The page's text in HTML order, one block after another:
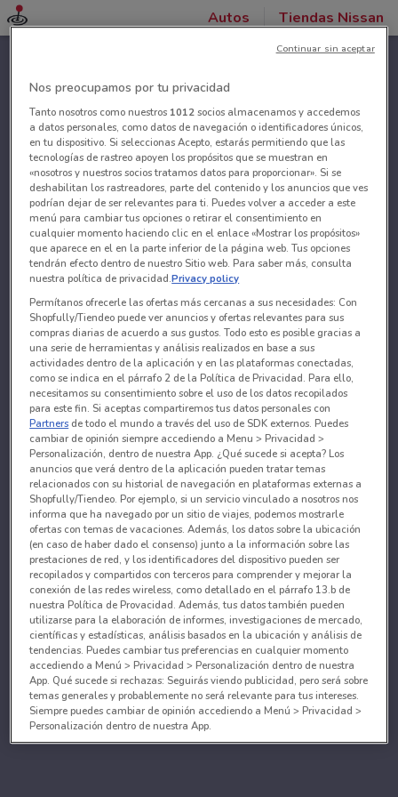
Autos Tiendas Nissan
Nos preocupamos por tu privacidad
Tanto nosotros como nuestros 1012socios almacenamos y accedemos
a datos personales, como datos de navegación o identificadores únicos,
en tu dispositivo. Si seleccionas Acepto, estarás permitiendo que las
tecnologías de rastreo apoyen los propósitos que se muestran en
«nosotros y nuestros socios tratamos datos para proporcionar». Si se
deshabilitan los rastreadores, parte del contenido y los anuncios que ves
podrían dejar de ser relevantes para ti. Puedes volver a acceder a este
menú para cambiar tus opciones o retirar el consentimiento en
cualquier momento haciendo clic en el enlace «Mostrar los propósitos»
que aparece en el en la parte inferior de la página web. Tus opciones
tendrán efecto dentro de nuestro Sitio web. Para saber más, consulta
nuestra política de privacidad.Privacy policy
Permítanos ofrecerle las ofertas más cercanas a sus necesidades: Con
Shopfully/Tiendeo puede ver anuncios y ofertas relevantes para sus
compras diarias de acuerdo a sus gustos. Todo esto es posible gracias a
una serie de herramientas y análisis realizados en base a sus
actividades dentro de la aplicación y en las plataformas conectadas,
como se indica en el párrafo 2 de la Política de Privacidad. Para ello,
necesitamos su consentimiento sobre el uso de los datos recopilados
para este fin. Si aceptas compartiremos tus datos personales con
Partners de todo el mundo a través del uso de SDK externos. Puedes
cambiar de opinión siempre accediendo a Menu > Privacidad >
Personalización, dentro de nuestra App. ¿Qué sucede si acepta? Los
anuncios que verá dentro de la aplicación pueden tratar temas
relacionados con su historial de navegación en plataformas externas a
Shopfully/Tiendeo. Por ejemplo, si un servicio vinculado a nosotros nos
informa que ha navegado por un sitio de viajes, podemos mostrarle
ofertas con temas de vacaciones. Además, los datos sobre la ubicación
(en caso de haber dado el consenso) junto a la información sobre las
prestaciones de red, y los identificadores del dispositivo pueden ser
recopilados y compartidos con terceros para comprender y mejorar la
conexión de las redes wireless, como detallado en el párrafo 13.b de
nuestra Política de Provacidad. Además, tus datos también pueden
utilizarse para la elaboración de informes, investigaciones de mercado,
científicas y estadísticas, análisis basados en la ubicación y análisis de
tendencias. Puedes cambiar tus preferencias en cualquier momento
accediendo a Menú > Privacidad > Personalización dentro de nuestra
App. Qué sucede si rechazas: Seguirás viendo publicidad, pero será sobre
temas generales y probablemente no será relevante para tus intereses.
Siempre puedes cambiar de opinión accediendo a Menú > Privacidad >
Personalización dentro de nuestra App.
Continuar sin aceptar